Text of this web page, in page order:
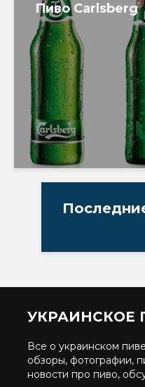
Пиво Carlsberg
УКРАИНСКОЕ
Все о украинском
обзоры, фотографии,
новости про пиво,